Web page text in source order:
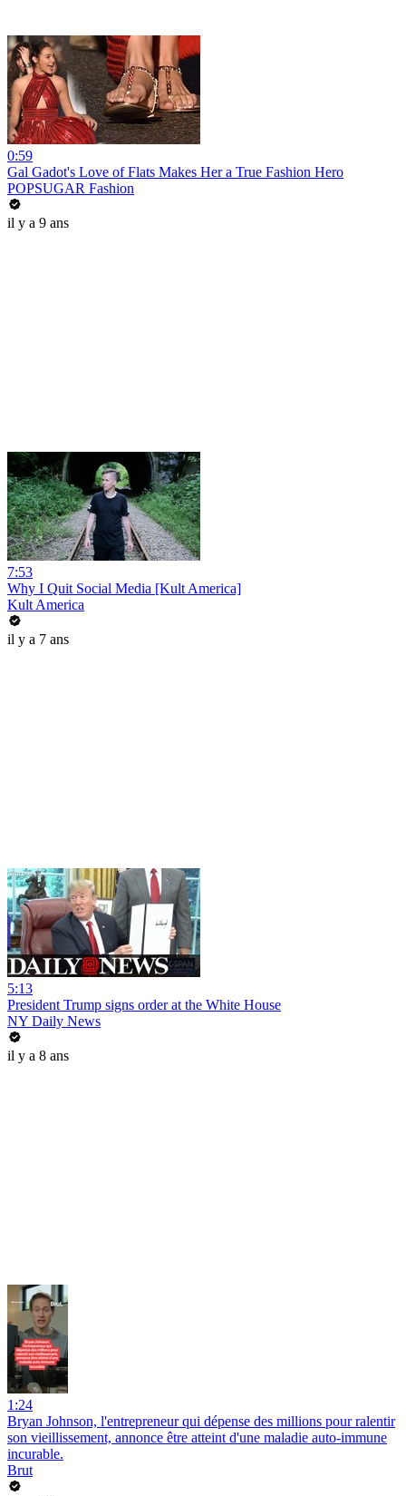
0:59
Gal Gadot's Love of Flats Makes Her a True Fashion Hero
POPSUGAR Fashion
il y a 9 ans
7:53
Why I Quit Social Media [Kult America]
Kult America
il y a 7 ans
5:13
President Trump signs order at the White House
NY Daily News
il y a 8 ans
1:24
Bryan Johnson, l'entrepreneur qui dépense des millions pour ralentir
son vieillissement, annonce être atteint d'une maladie auto-immune
incurable.
Brut